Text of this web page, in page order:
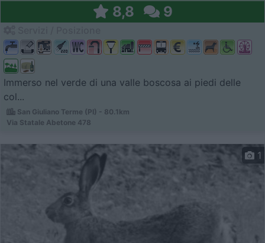
8,8 9
Immerso nel verde di una valle boscosa ai piedi delle
col...
San Giuliano Terme (PI) - 80.1km
Via Statale Abetone 478
1